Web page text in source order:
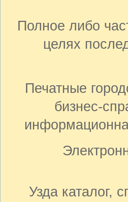
Полное либо
целях
Печатные
бизнес-
Узда каталог,